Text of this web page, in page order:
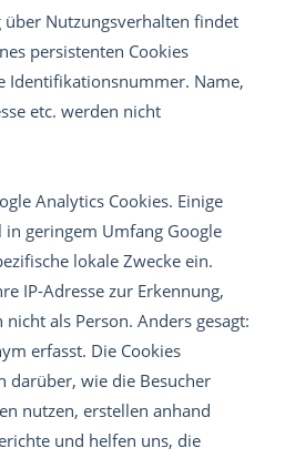
Nutzungsverhalten findet
persistenten Cookies
Identifikationsnummer. Name,
etc. werden nicht
Analytics Cookies. Einige
in geringem Umfang Google
lokale Zwecke ein.
IP-Adresse zur Erkennung,
als Person. Anders gesagt:
erfasst. Die Cookies
darüber, wie die Besucher
nutzen, erstellen anhand
und helfen uns, die